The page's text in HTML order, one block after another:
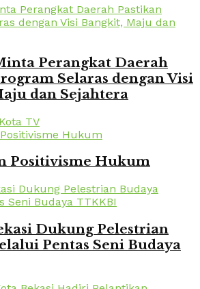
Perangkat Daerah
Selaras dengan Visi
dan Sejahtera
TV
Positivisme Hukum
Dukung Pelestrian
Pentas Seni Budaya